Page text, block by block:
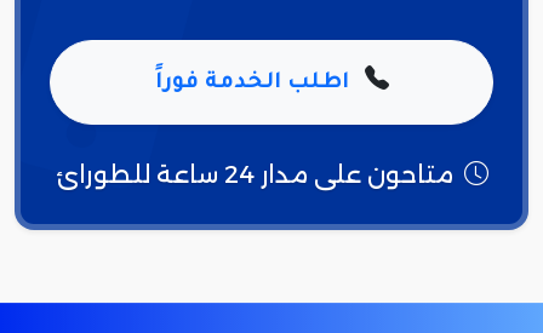
اطلب الخدمة فوراً
متاحون على مدار 24 ساعة للطورائ